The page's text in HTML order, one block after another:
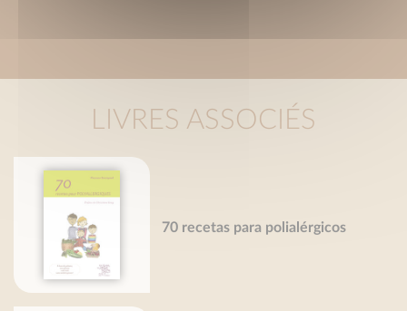
LIVRES ASSOCIÉS
70 recetas para polialérgicos